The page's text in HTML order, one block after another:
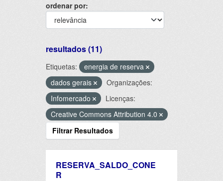
ordenar por
resultados (11)
Etiquetas:
energia de reserva
dados gerais
Organizações:
Infomercado
Licenças:
Creative Commons Attribution 4.0
Filtrar Resultados
RESERVA_SALDO_CONE
R